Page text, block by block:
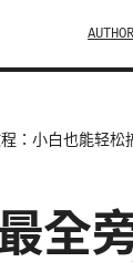
：小白也能轻
全